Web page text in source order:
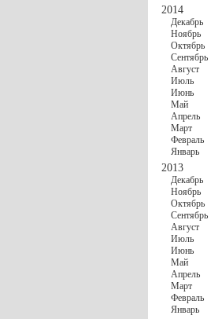
2014
Декабрь
Ноябрь
Октябрь
Сентябрь
Август
Июль
Июнь
Май
Апрель
Март
Февраль
Январь
2013
Декабрь
Ноябрь
Октябрь
Сентябрь
Август
Июль
Июнь
Май
Апрель
Март
Февраль
Январь